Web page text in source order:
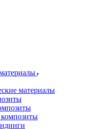
материалы